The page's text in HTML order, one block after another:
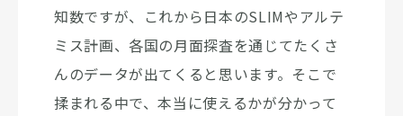
知数ですが、これから日本のSLIMやアルテ
ミス計画、各国の月面探査を通じてたくさ
んのデータが出てくると思います。そこで
揉まれる中で、本当に使えるかが分かって